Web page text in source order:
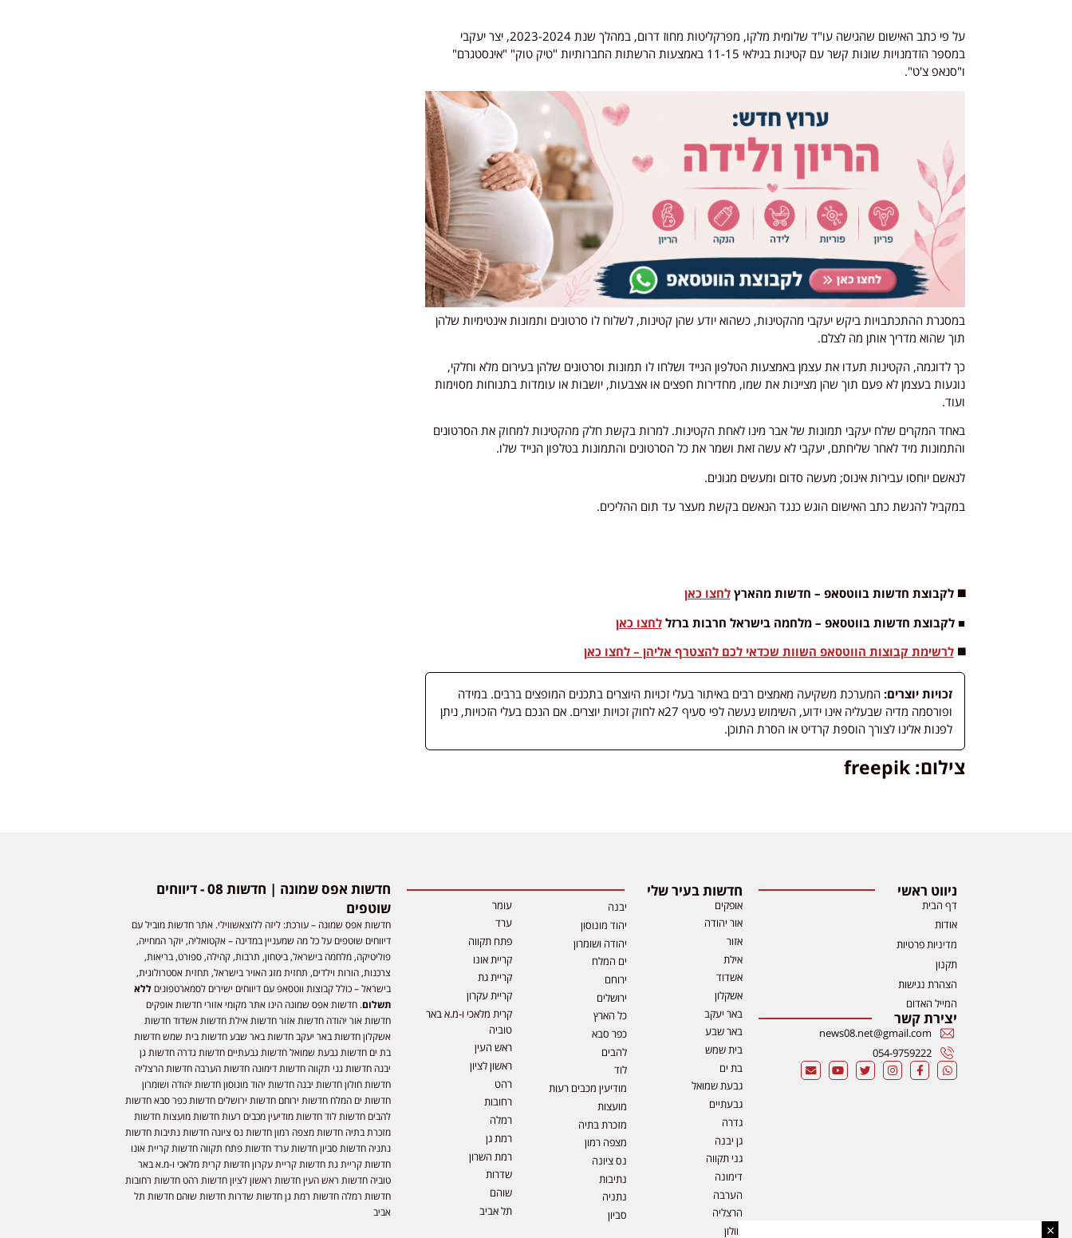
על פי כתב האישום שהגישה עו"ד שלומית מלקו, מפרקליטות מחוז דרום, במהלך שנת 2023-2024, יצר יעקבי
במספר הזדמנויות שונות קשר עם קטינות בגילאי 11-15 באמצעות הרשתות החברותיות "טיק טוק" "אינסטגרם"
ו"סנאפ צ'ט".
במסגרת ההתכתבויות ביקש יעקבי מהקטינות, כשהוא יודע שהן קטינות, לשלוח לו סרטונים ותמונות אינטימיות שלהן
תוך שהוא מדריך אותן מה לצלם.
כך לדוגמה, הקטינות תעדו את עצמן באמצעות הטלפון הנייד ושלחו לו תמונות וסרטונים שלהן בעירום מלא וחלקי,
נוגעות בעצמן לא פעם תוך שהן מציינות את שמו, מחדירות חפצים או אצבעות, יושבות או עומדות בתנוחות מסוימות
ועוד.
באחד המקרים שלח יעקבי תמונות של אבר מינו לאחת הקטינות. למרות בקשת חלק מהקטינות למחוק את הסרטונים
והתמונות מיד לאחר שליחתם, יעקבי לא עשה זאת ושמר את כל הסרטונים והתמונות בטלפון הנייד שלו.
לנאשם יוחסו עבירות אינוס; מעשה סדום ומעשים מגונים.
במקביל להגשת כתב האישום הוגש כנגד הנאשם בקשת מעצר עד תום ההליכים.
◼️ לקבוצת חדשות בווטסאפ – חדשות מהארץלחצו כאן
■ לקבוצת חדשות בווטסאפ – מלחמה בישראל חרבות ברזללחצו כאן
◼️לרשימת קבוצות הווטסאפ השוות שכדאי לכם להצטרף אליהן – לחצו כאן
זכויות יוצרים: המערכת משקיעה מאמצים רבים באיתור בעלי זכויות היוצרים בתכנים המופצים ברבים. במידה
ופורסמה מדיה שבעליה אינו ידוע, השימוש נעשה לפי סעיף 27א לחוק זכויות יוצרים. אם הנכם בעלי הזכויות, ניתן
לפנות אלינו לצורך הוספת קרדיט או הסרת התוכן.
צילום: freepik
ניווט ראשי
דף הבית
אודות
מדיניות פרטיות
תקנון
הצהרת נגישות
המייל האדום
יצירת קשר
news08.net@gmail.com
054-9759222
חדשות בעיר שלי
אופקים
אור יהודה
אזור
אילת
אשדוד
אשקלון
באר יעקב
באר שבע
בית שמש
בת ים
גבעת שמואל
גבעתיים
גדרה
גן יבנה
גני תקווה
דימונה
הערבה
הרצליה
חולון
יבנה
יהוד מונוסון
יהודה ושומרון
ים המלח
ירוחם
ירושלים
כל הארץ
כפר סבא
להבים
לוד
מודיעין מכבים רעות
מועצות
מזכרת בתיה
מצפה רמון
נס ציונה
נתיבות
נתניה
סביון
עומר
ערד
פתח תקווה
קריית אונו
קריית גת
קריית עקרון
קרית מלאכי ו-מ.א באר
טוביה
ראש העין
ראשון לציון
רהט
רחובות
רמלה
רמת גן
רמת השרון
שדרות
שוהם
תל אביב
חדשות אפס שמונה | חדשות 08 - דיווחים
שוטפים
חדשות אפס שמונה – עורכת: ליזה ללוצאשווילי. אתר חדשות מוביל עם
דיווחים שוטפים על כל מה שמעניין במדינה – אקטואליה, יוקר המחייה,
פוליטיקה, מלחמה בישראל, ביטחון, תרבות, קהילה, ספורט, בריאות,
צרכנות, הורות וילדים, תחזית מזג האויר בישראל, תחזית אסטרולוגית,
בישראל – כולל קבוצות ווטסאפ עם דיווחים ישירים לסמארטפוניםללא
תשלום. חדשות אפס שמונה הינו אתר מקומי אזורי חדשות אופקים
חדשות אור יהודה חדשות אזור חדשות אילת חדשות אשדוד חדשות
אשקלון חדשות באר יעקב חדשות באר שבע חדשות בית שמש חדשות
בת ים חדשות גבעת שמואל חדשות גבעתיים חדשות גדרה חדשות גן
יבנה חדשות גני תקווה חדשות דימונה חדשות הערבה חדשות הרצליה
חדשות חולון חדשות יבנה חדשות יהוד מונוסון חדשות יהודה ושומרון
חדשות ים המלח חדשות ירוחם חדשות ירושלים חדשות כפר סבא חדשות
להבים חדשות לוד חדשות מודיעין מכבים רעות חדשות מועצות חדשות
מזכרת בתיה חדשות מצפה רמון חדשות נס ציונה חדשות נתיבות חדשות
נתניה חדשות סביון חדשות ערד חדשות פתח תקווה חדשות קריית אונו
חדשות קריית גת חדשות קריית עקרון חדשות קרית מלאכי ו-מ.א באר
טוביה חדשות ראש העין חדשות ראשון לציון חדשות רהט חדשות רחובות
חדשות רמלה חדשות רמת גן חדשות שדרות חדשות שוהם חדשות תל
אביב
×